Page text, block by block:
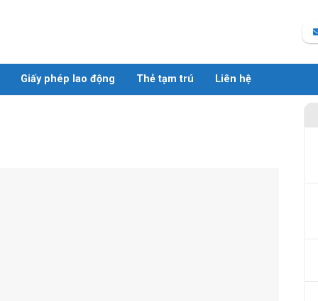
Giấy phép lao động Thẻ tạm trú Liên hệ